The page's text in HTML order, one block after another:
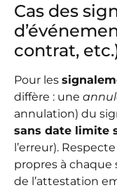
Cas des
contrat,
Pour les
diffère : une
annulation) du
sans date limite
l’erreur).
propres à chaque
de l’attestation